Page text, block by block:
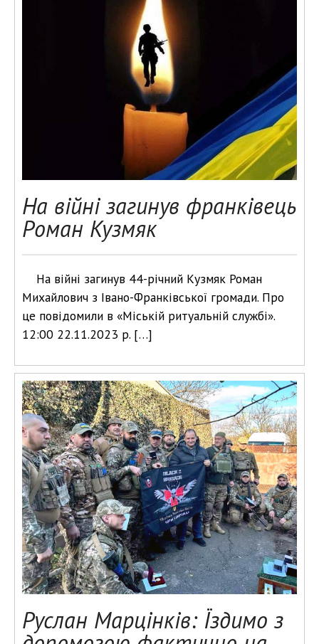
На війні загинув франківець
Роман Кузмяк
На війні загинув 44-річний Кузмяк Роман
Михайлович з Івано-Франківської громади. Про
це повідомили в «Міській ритуальній службі».
12:00 22.11.2023 р. […]
Руслан Марцінків: Їздимо з